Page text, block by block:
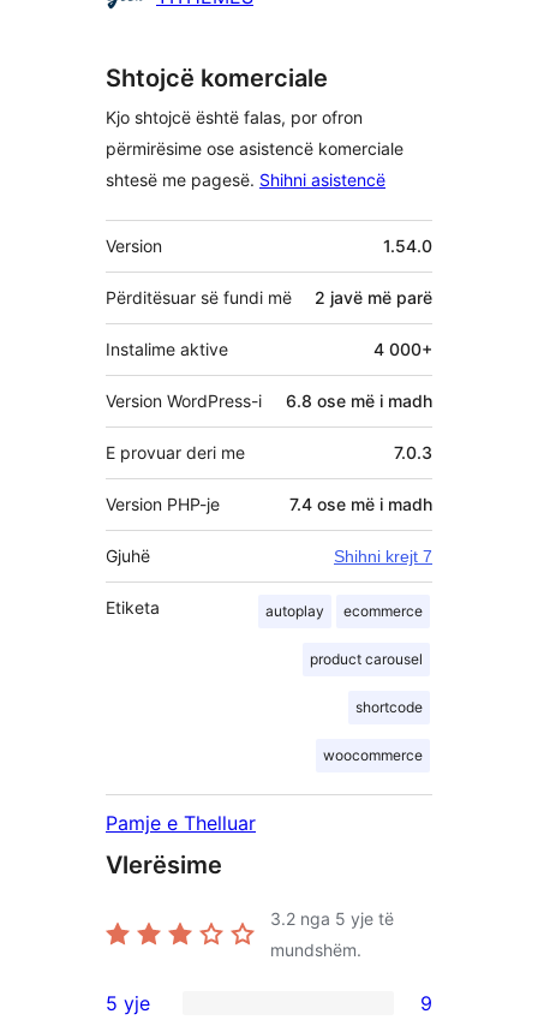
Shtojcë komerciale
Kjo shtojcë është falas, por ofron
përmirësime ose asistencë komerciale
shtesë me pagesë. Shihni asistencë
Të
tjera
Version 1.54.0
Përditësuar së fundi më 2 javë më parë
Instalime aktive 4 000+
Version WordPress-i 6.8 ose më i madh
E provuar deri me 7.0.3
Version PHP-je 7.4 ose më i madh
Gjuhë Shihni krejt 7
Etiketa autoplay ecommerce
product carousel
shortcode
woocommerce
Pamje e Thelluar
Vlerësime
3.2 nga 5 yje të
mundshëm.
9
5 yje 9